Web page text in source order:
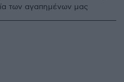
των αγαπημένων μας